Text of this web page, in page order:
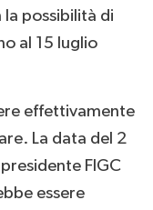
la possibilità di
al 15 luglio
effettivamente
La data del 2
FIGC
essere